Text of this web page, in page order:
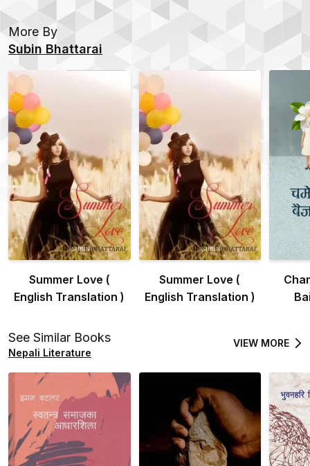
More By
Subin Bhattarai
Summer Love (
English Translation )
Summer Love (
English Translation )
See Similar Books
Nepali Literature
VIEW MORE